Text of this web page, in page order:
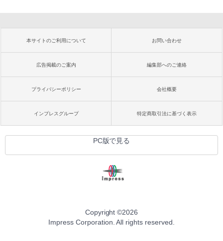
本サイトのご利用について お問い合わせ
広告掲載のご案内 編集部へのご連絡
プライバシーポリシー 会社概要
インプレスグループ 特定商取引法に基づく表示
PC版で見る
Copyright ©2026
Impress Corporation. All rights reserved.